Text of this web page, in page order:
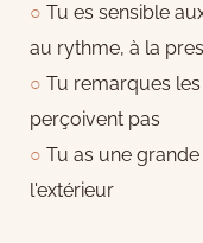
○ Tu es sensible
au rythme, à la
○ Tu remarques
perçoivent pas
○ Tu as une
l'extérieur